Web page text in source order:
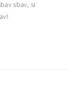
sbav, si